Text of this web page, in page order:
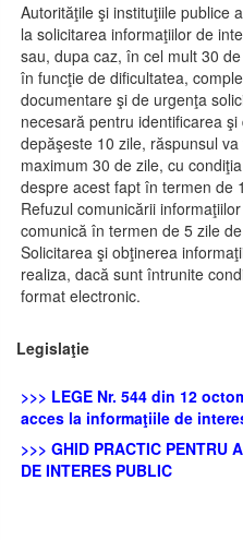
Autorităţile şi instituţiile publice
la solicitarea informaţiilor de
sau, dupa caz, în cel mult 30
în funcţie de dificultatea,
documentare şi de urgenţa
necesară pentru identificarea
depăşeste 10 zile, răspunsul
maximum 30 de zile, cu
despre acest fapt în termen de
Refuzul comunicării
comunică în termen de 5 zile
Solicitarea şi obţinerea
realiza, dacă sunt întrunite
format electronic.
Legislaţie
>>> LEGE Nr. 544 din 12
acces la informaţiile de
>>> GHID PRACTIC PENTRU
DE INTERES PUBLIC